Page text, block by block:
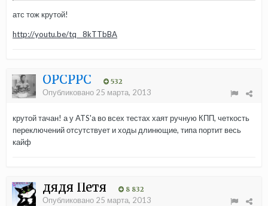
атс тож крутой!
http://youtu.be/tq__8kTTbBA
OPCPPC 532
Опубликовано 25 марта, 2013
крутой тачан! а у ATS'а во всех тестах хаят ручную КПП, четкость
переключений отсутствует и ходы длинющие, типа портит весь
кайф
дядя Петя 8 832
Опубликовано 25 марта, 2013